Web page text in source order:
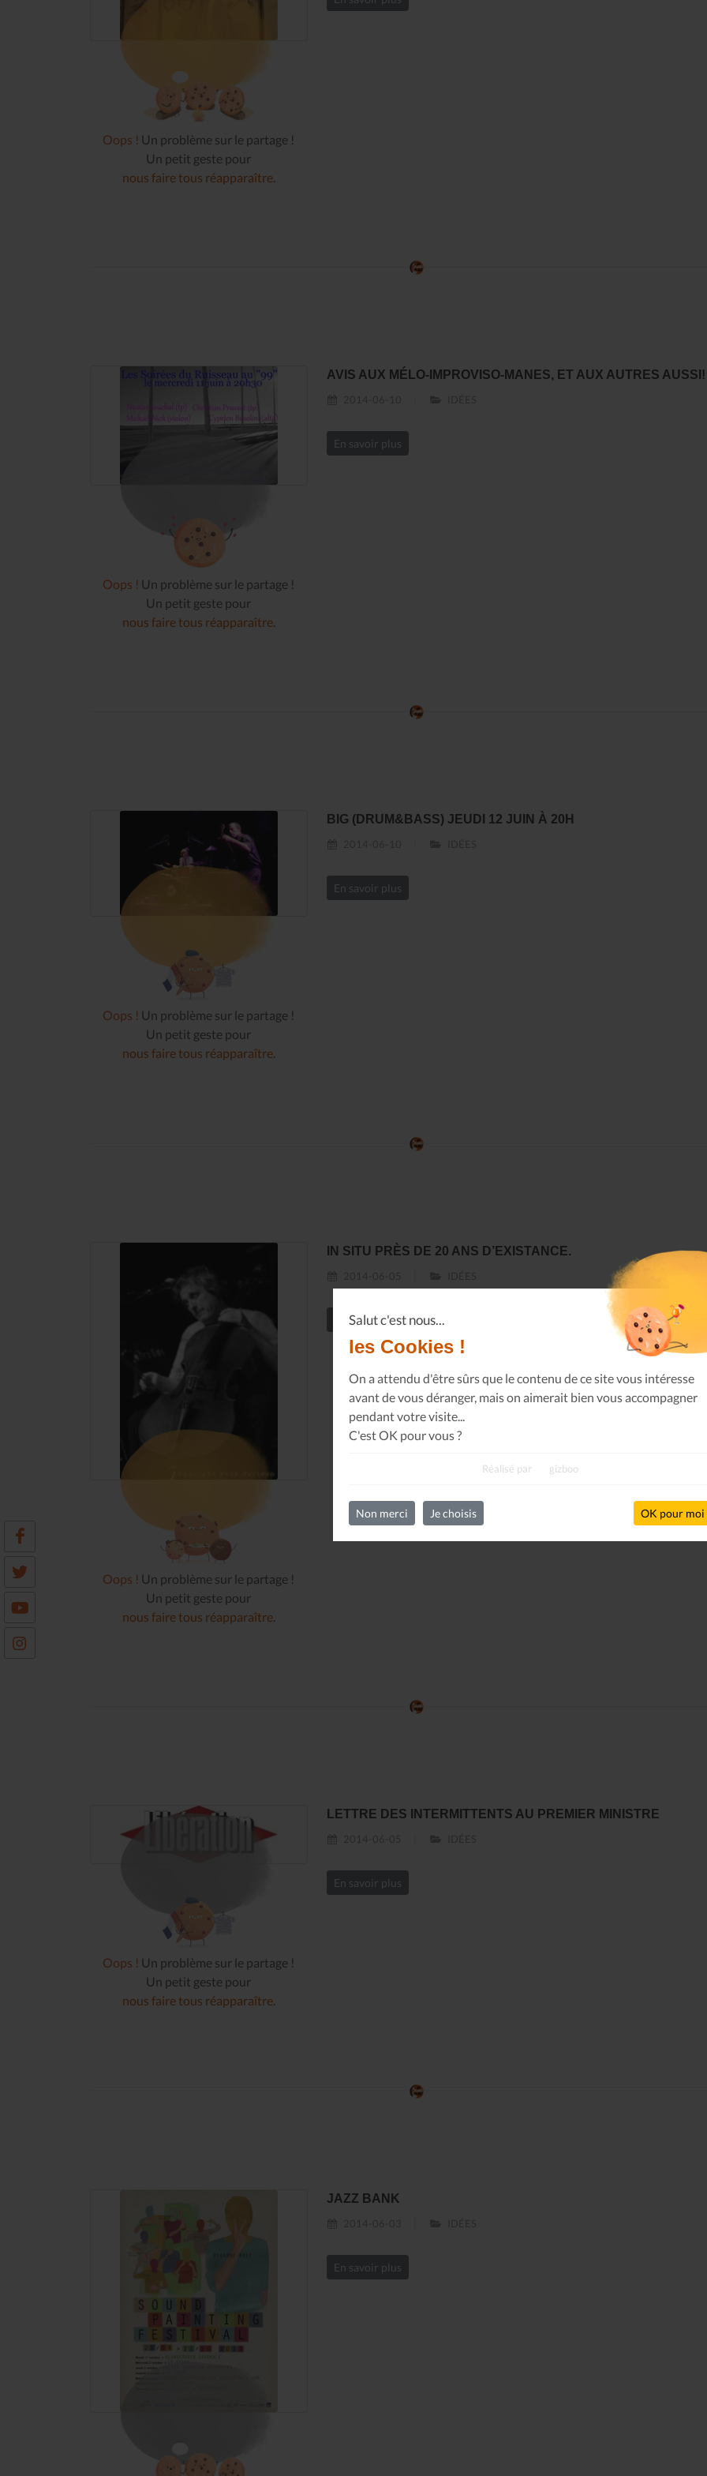
Salut c'est nous...
les Cookies !
On a attendu d'être sûrs que le contenu de ce site vous intéresse
avant de vous déranger, mais on aimerait bien vous accompagner
pendant votre visite...
C'est OK pour vous ?
Réalisé par gizboo
Non merci Je choisis OK pour moi
Oops ! Un problème sur le partage !
Un petit geste pour
nous faire tous réapparaître.
Oops ! Un problème sur le partage !
Un petit geste pour
nous faire tous réapparaître.
AVIS AUX MÉLO-IMPROVISO-MANES, ET AUX AUTRES AUSSI!
En savoir plus
Oops ! Un problème sur le partage !
Un petit geste pour
nous faire tous réapparaître.
BIG (DRUM&BASS) JEUDI 12 JUIN À 20H
En savoir plus
Oops ! Un problème sur le partage !
Un petit geste pour
nous faire tous réapparaître.
IN SITU PRÈS DE 20 ANS D’EXISTANCE.
En savoir plus
Oops ! Un problème sur le partage !
Un petit geste pour
nous faire tous réapparaître.
LETTRE DES INTERMITTENTS AU PREMIER MINISTRE
En savoir plus
JAZZ BANK
En savoir plus